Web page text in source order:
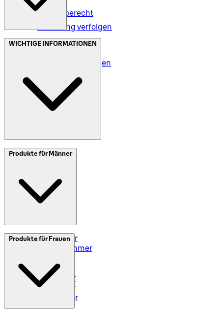
Rückgaberecht
Bestellung verfolgen
Datenschutz (DE)
Geschäftsbedingungen
Meine Daten (AT)
WICHTIGE INFORMATIONEN
SplitIt
Produkte für Männer
Elektrorasierer
Styler und Trimmer
Rasiersets
Rasierzubehör
Body Groomer
Haarschneider
Produkte für Frauen